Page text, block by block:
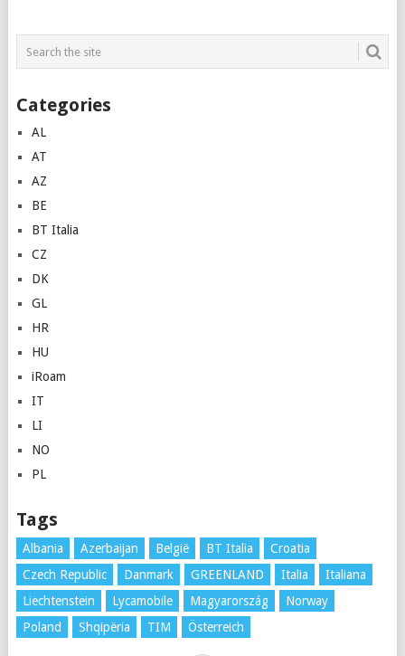
Categories
AL
AT
AZ
BE
BT Italia
CZ
DK
GL
HR
HU
iRoam
IT
LI
NO
PL
Tags
Albania Azerbaijan België BT Italia
Croatia
Czech Republic
Danmark GREENLAND Italia
Italiana
Liechtenstein
Lycamobile Magyarország
Norway
Poland
Shqipëria TIM Österreich